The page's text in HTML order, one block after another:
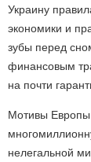
Украину
экономики и
зубы перед
финансовым
на почти
Мотивы
нелегальной